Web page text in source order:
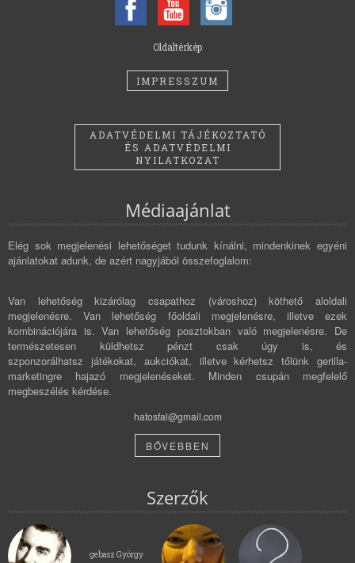
Oldaltérkép
IMPRESSZUM
ADATVÉDELMI TÁJÉKOZTATÓ
ÉS ADATVÉDELMI
NYILATKOZAT
Médiaajánlat
Elég sok megjelenési lehetőséget tudunk kínálni, mindenkinek egyéni
ajánlatokat adunk, de azért nagyjából összefoglalom:
Van lehetőség kizárólag csapathoz (városhoz) köthető aloldali
megjelenésre. Van lehetőség főoldali megjelenésre, illetve ezek
kombinációjára is. Van lehetőség posztokban való megjelenésre. De
természetesen küldhetsz pénzt csak úgy is, és
szponzorálhatsz játékokat, aukciókat, illetve kérhetsz tőlünk gerilla-
marketingre hajazó megjelenéseket. Minden csupán megfelelő
megbeszélés kérdése.
hatosfal@gmail.com
BŐVEBBEN
Szerzők
gebasz György